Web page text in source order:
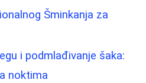
Šminkanja za
i podmlađivanje šaka:
noktima